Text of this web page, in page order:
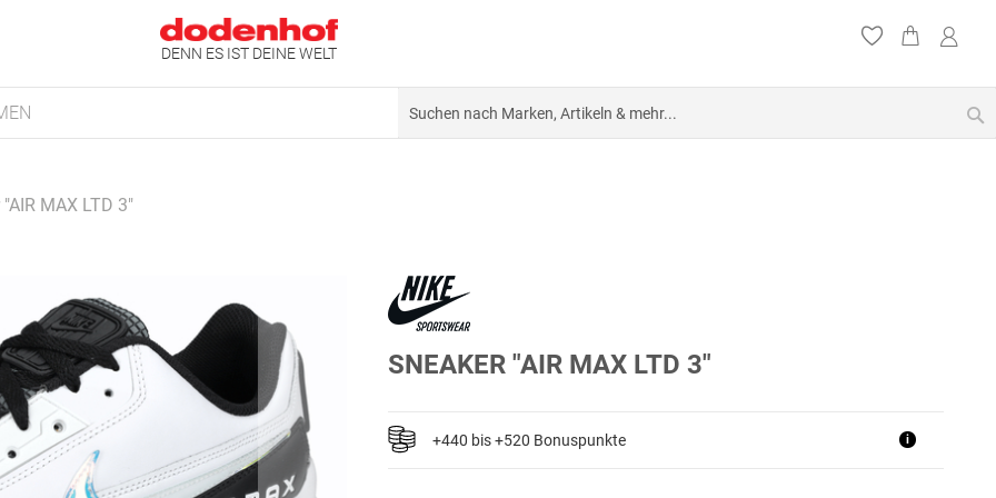
DENN ES IST DEINE WELT
MAX LTD 3"
SNEAKER "AIR MAX LTD 3"
+440 bis +520 Bonuspunkte i